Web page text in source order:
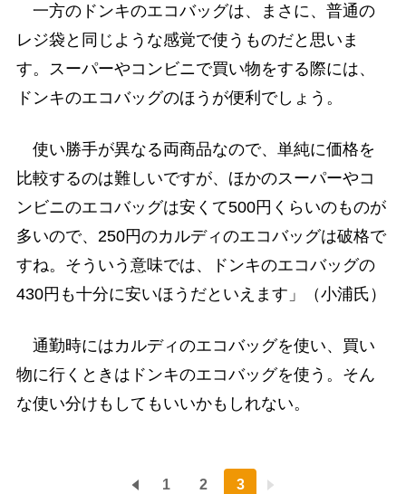
一方のドンキのエコバッグは、まさに、普通の
レジ袋と同じような感覚で使うものだと思いま
す。スーパーやコンビニで買い物をする際には、
ドンキのエコバッグのほうが便利でしょう。
使い勝手が異なる両商品なので、単純に価格を
比較するのは難しいですが、ほかのスーパーやコ
ンビニのエコバッグは安くて500円くらいのものが
多いので、250円のカルディのエコバッグは破格で
すね。そういう意味では、ドンキのエコバッグの
430円も十分に安いほうだといえます」（小浦氏）
通勤時にはカルディのエコバッグを使い、買い
物に行くときはドンキのエコバッグを使う。そん
な使い分けもしてもいいかもしれない。
1 2 3